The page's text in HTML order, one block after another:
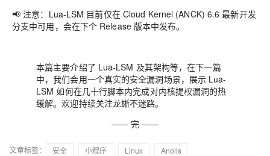
📢 注意：Lua-LSM 目前仅在 Cloud Kernel (ANCK) 6.6 最新开发
分支中可用，会在下个 Release 版本中发布。
本篇主要介绍了 Lua-LSM 及其架构等，在下一篇
中，我们会用一个真实的安全漏洞场景，展示 Lua-
LSM 如何在几十行脚本内完成对内核提权漏洞的热
缓解。欢迎持续关注龙蜥不迷路。
—— 完 ——
文章标签： 安全 小程序 Linux
Anolis